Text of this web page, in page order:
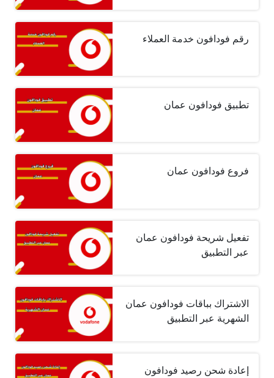
رقم فودافون خدمة العملاء
تطبيق فودافون عمان
فروع فودافون عمان
تفعيل شريحة فودافون عمان
عبر التطبيق
الاشتراك بباقات فودافون عمان
الشهرية عبر التطبيق
إعادة شحن رصيد فودافون